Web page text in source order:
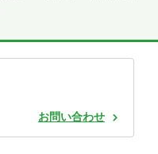
お問い合わせ